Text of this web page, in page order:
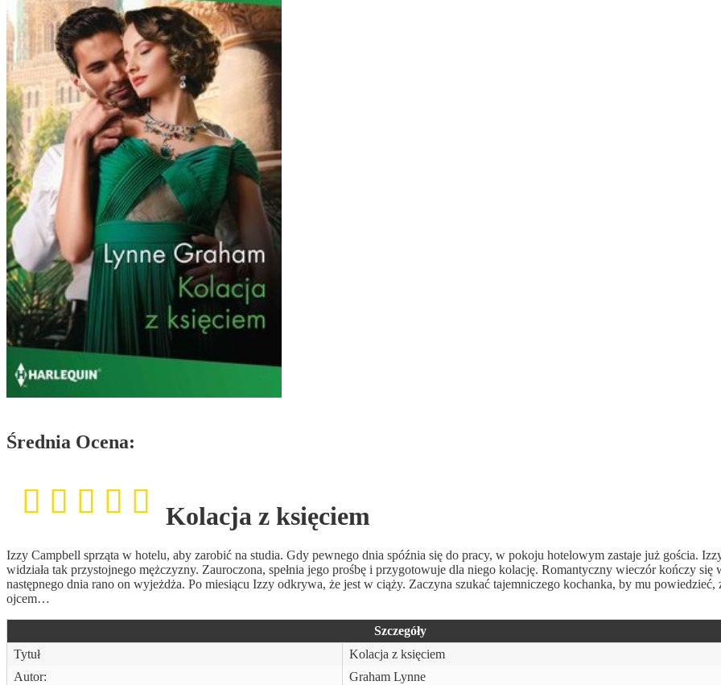
Średnia Ocena:
Kolacja z księciem
Izzy Campbell sprząta w hotelu, aby zarobić na studia. Gdy pewnego dnia spóźnia się do pracy, w pokoju hotelowym zastaje już gościa.
widziała tak przystojnego mężczyzny. Zauroczona, spełnia jego prośbę i przygotowuje dla niego kolację. Romantyczny wieczór kończy się
następnego dnia rano on wyjeżdża. Po miesiącu Izzy odkrywa, że jest w ciąży. Zaczyna szukać tajemniczego kochanka, by mu powiedzieć,
ojcem…
Szczegóły
Tytuł
Kolacja z księciem
Autor:
Graham Lynne